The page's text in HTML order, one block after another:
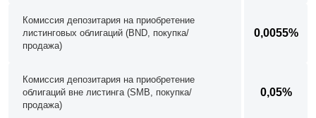
Комиссия депозитария на приобретение
листинговых облигаций (BND, покупка/
продажа)
0,0055%
Комиссия депозитария на приобретение
облигаций вне листинга (SMB, покупка/
продажа)
0,05%